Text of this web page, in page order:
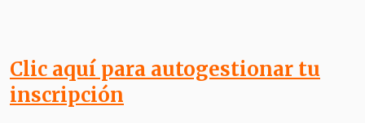
Clic aquí para autogestionar tu
inscripción